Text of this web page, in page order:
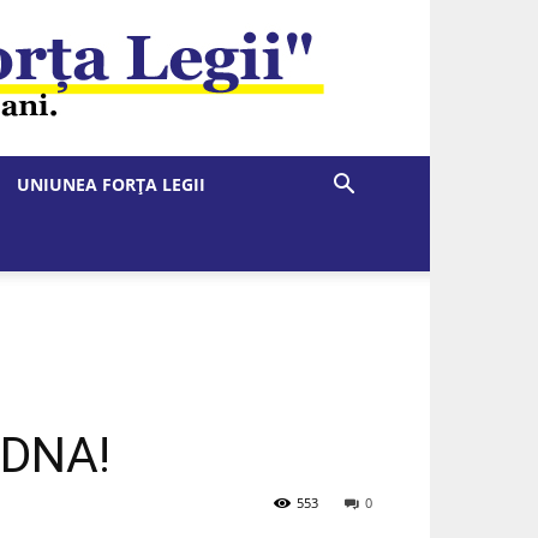
UNIUNEA FORȚA LEGII
0
553